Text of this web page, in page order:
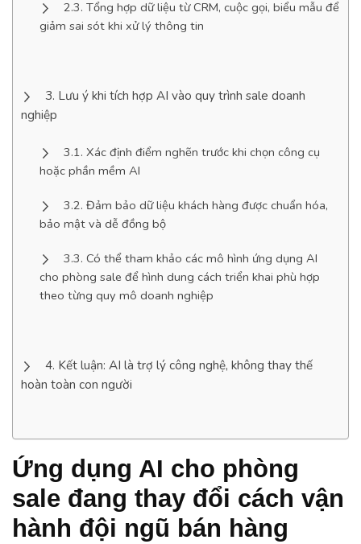
Tổng hợp dữ liệu từ CRM, cuộc gọi, biểu mẫu để
giảm sai sót khi xử lý thông tin
Lưu ý khi tích hợp AI vào quy trình sale doanh
nghiệp
Xác định điểm nghẽn trước khi chọn công cụ
hoặc phần mềm AI
Đảm bảo dữ liệu khách hàng được chuẩn hóa,
bảo mật và dễ đồng bộ
Có thể tham khảo các mô hình ứng dụng AI
cho phòng sale để hình dung cách triển khai phù hợp
theo từng quy mô doanh nghiệp
Kết luận: AI là trợ lý công nghệ, không thay thế
hoàn toàn con người
Ứng dụng AI cho phòng
sale đang thay đổi cách vận
hành đội ngũ bán hàng